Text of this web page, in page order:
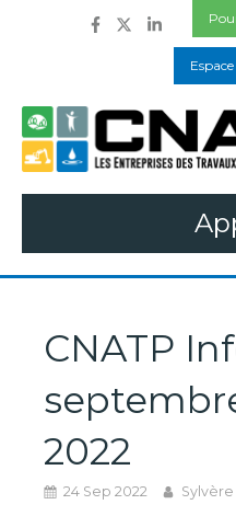
CNATP
2022
24 Sep 2022